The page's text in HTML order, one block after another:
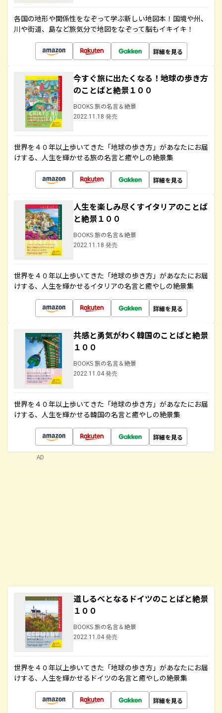
各国の地形や関係性をなぞって学ぶ新しい地図本！国境や州、
川や街道、島など旅気分で地図をなぞって脳もイキイキ！
詳細を見る
今すぐ旅に出たくなる！地球の歩き方
のことばと絶景１００
BOOKS 旅の名言＆絶景
2022.11.18 発売
世界を４０年以上歩いてきた「地球の歩き方」があなたにお届
けする、人生を輝かせる旅の名言と癒やしの絶景集
詳細を見る
人生を楽しみ尽くすイタリアのことば
と絶景１００
BOOKS 旅の名言＆絶景
2022.11.18 発売
世界を４０年以上歩いてきた「地球の歩き方」があなたにお届
けする、人生を輝かせるイタリアの名言と癒やしの絶景集
詳細を見る
共感と勇気がわく韓国のことばと絶景
１００
BOOKS 旅の名言＆絶景
2022.11.04 発売
世界を４０年以上歩いてきた「地球の歩き方」があなたにお届
けする、人生を輝かせる韓国の名言と癒やしの絶景集
詳細を見る
道しるべとなるドイツのことばと絶景
１００
BOOKS 旅の名言＆絶景
2022.11.04 発売
世界を４０年以上歩いてきた「地球の歩き方」があなたにお届
けする、人生を輝かせるドイツの名言と癒やしの絶景集
詳細を見る
AD